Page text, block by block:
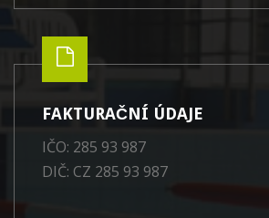
FAKTURAČNÍ ÚDAJE
IČO: 285 93 987
DIČ: CZ 285 93 987